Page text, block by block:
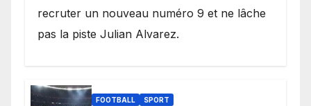
recruter un nouveau numéro 9 et ne lâche
pas la piste Julian Alvarez.
FOOTBALL SPORT